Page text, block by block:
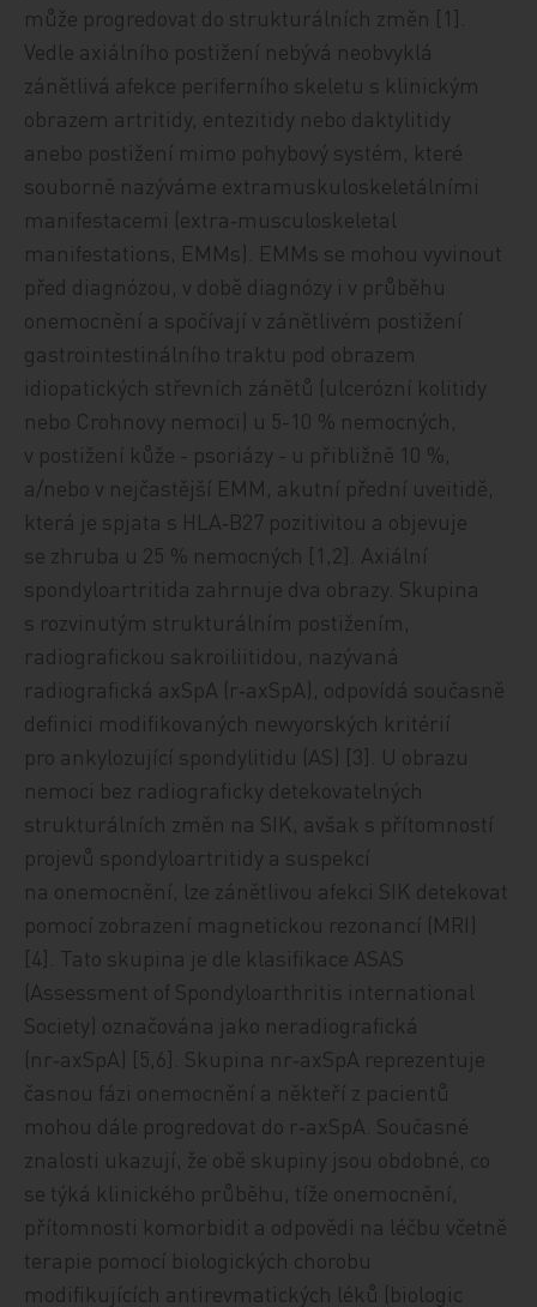
může progredovat do strukturálních změn [1].
Vedle axiálního postižení nebývá neobvyklá
zánětlivá afekce periferního skeletu s klinickým
obrazem artritidy, entezitidy nebo daktylitidy
anebo postižení mimo pohybový systém, které
souborně nazýváme extramuskuloskeletálními
manifestacemi (extra‑musculo­ske­le­tal
manifestations, EMMs). EMMs se mohou vyvinout
před diagnózou, v době diagnózy i v průběhu
onemocnění a spočívají v zánětlivém postižení
gastrointestinálního traktu pod obrazem
idiopatických střevních zánětů (ulcerózní kolitidy
nebo Crohnovy nemoci) u 5-10 % nemocných,
v postižení kůže - psoriázy - u přibližně 10 %,
a/nebo v nejčastější EMM, akutní přední uveitidě,
která je spjata s HLA‑B27 pozitivitou a objevuje
se zhruba u 25 % nemocných [1,2]. Axiální
spondyloartritida zahrnuje dva obrazy. Skupina
s rozvinutým strukturálním postižením,
radiografickou sakroiliitidou, nazývaná
radiografická axSpA (r‑axSpA), odpovídá současně
definici modifikovaných newyorských kritérií
pro ankylozující spondylitidu (AS) [3]. U obrazu
nemoci bez radiograficky detekovatelných
strukturálních změn na SIK, avšak s přítomností
projevů spondyloartritidy a suspekcí
na onemocnění, lze zánětlivou afekci SIK detekovat
pomocí zobrazení magnetickou rezonancí (MRI)
[4]. Tato skupina je dle klasifikace ASAS
(Assessment of Spondyloarthritis international
Society) označována jako neradiografická
(nr‑axSpA) [5,6]. Skupina nr‑axSpA reprezentuje
časnou fázi onemocnění a někteří z pacientů
mohou dále progredovat do r‑axSpA. Současné
znalosti ukazují, že obě skupiny jsou obdobné, co
se týká klinického průběhu, tíže onemocnění,
přítomnosti komorbidit a odpovědi na léčbu včetně
terapie pomocí biologických chorobu
modifikujících antirevmatických léků (biologic